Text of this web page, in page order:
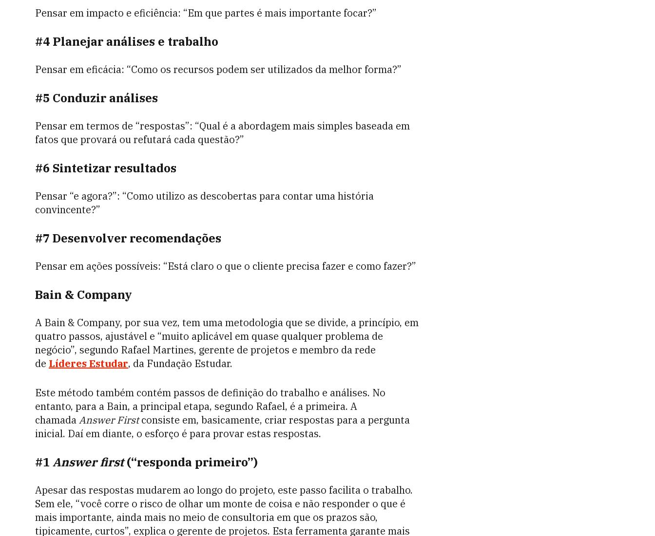
Pensar em impacto e eficiência: “Em que partes é mais importante focar?”
#4 Planejar análises e trabalho
Pensar em eficácia: “Como os recursos podem ser utilizados da melhor forma?”
#5 Conduzir análises
Pensar em termos de “respostas”: “Qual é a abordagem mais simples baseada em
fatos que provará ou refutará cada questão?”
#6 Sintetizar resultados
Pensar “e agora?”: “Como utilizo as descobertas para contar uma história
convincente?”
#7 Desenvolver recomendações
Pensar em ações possíveis: “Está claro o que o cliente precisa fazer e como fazer?”
Bain & Company
A Bain & Company, por sua vez, tem uma metodologia que se divide, a princípio, em
quatro passos, ajustável e “muito aplicável em quase qualquer problema de
negócio”, segundo Rafael Martines, gerente de projetos e membro da rede
de Líderes Estudar, da Fundação Estudar.
Este método também contém passos de definição do trabalho e análises. No
entanto, para a Bain, a principal etapa, segundo Rafael, é a primeira. A
chamadaAnswer First consiste em, basicamente, criar respostas para a pergunta
inicial. Daí em diante, o esforço é para provar estas respostas.
#1 Answer first (“responda primeiro”)
Apesar das respostas mudarem ao longo do projeto, este passo facilita o trabalho.
Sem ele, “você corre o risco de olhar um monte de coisa e não responder o que é
mais importante, ainda mais no meio de consultoria em que os prazos são,
tipicamente, curtos”, explica o gerente de projetos. Esta ferramenta garante mais